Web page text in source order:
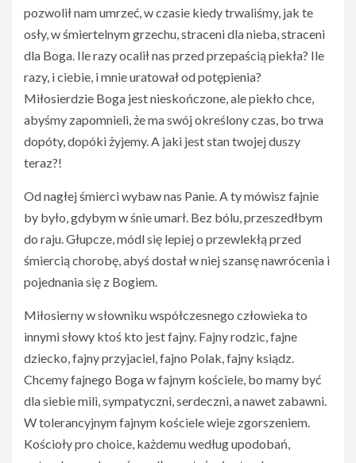
pozwolił nam umrzeć, w czasie kiedy trwaliśmy, jak te
osły, w śmiertelnym grzechu, straceni dla nieba, straceni
dla Boga. Ile razy ocalił nas przed przepaścią piekła? Ile
razy, i ciebie, i mnie uratował od potępienia?
Miłosierdzie Boga jest nieskończone, ale piekło chce,
abyśmy zapomnieli, że ma swój określony czas, bo trwa
dopóty, dopóki żyjemy. A jaki jest stan twojej duszy
teraz?!
Od nagłej śmierci wybaw nas Panie. A ty mówisz fajnie
by było, gdybym w śnie umarł. Bez bólu, przeszedłbym
do raju. Głupcze, módl się lepiej o przewlekłą przed
śmiercią chorobę, abyś dostał w niej szansę nawrócenia i
pojednania się z Bogiem.
Miłosierny w słowniku współczesnego człowieka to
innymi słowy ktoś kto jest fajny. Fajny rodzic, fajne
dziecko, fajny przyjaciel, fajno Polak, fajny ksiądz.
Chcemy fajnego Boga w fajnym kościele, bo mamy być
dla siebie mili, sympatyczni, serdeczni, a nawet zabawni.
W tolerancyjnym fajnym kościele wieje zgorszeniem.
Kościoły pro choice, każdemu według upodobań,